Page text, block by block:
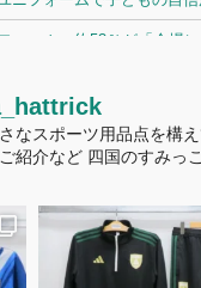
ォーム、約53％が「会場
なスポーツ用品点を構
紹介など 四国のすみっ